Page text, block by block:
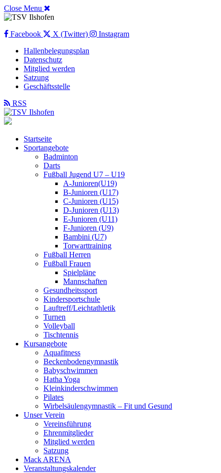
Close Menu
Facebook X (Twitter)
Instagram
Hallenbelegungsplan
Datenschutz
Mitglied werden
Satzung
Geschäftsstelle
RSS
Startseite
Sportangebote
Badminton
Darts
Fußball Jugend U7 – U19
A-Junioren(U19)
B-Junioren (U17)
C-Junioren (U15)
D-Junioren (U13)
E-Junioren (U11)
F-Junioren (U9)
Bambini (U7)
Torwarttraining
Fußball Herren
Fußball Frauen
Spielpläne
Mannschaften
Gesundheitssport
Kindersportschule
Lauftreff/Leichtathletik
Turnen
Volleyball
Tischtennis
Kursangebote
Aquafitness
Beckenbodengymnastik
Babyschwimmen
Hatha Yoga
Kleinkinderschwimmen
Pilates
Wirbelsäulengymnastik – Fit und Gesund
Unser Verein
Vereinsführung
Ehrenmitglieder
Mitglied werden
Satzung
Mack ARENA
Veranstaltungskalender